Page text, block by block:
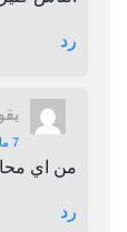
رد
7 مارس، 2022 الساعة 7:26 م
من اي
رد